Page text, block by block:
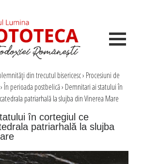
din trecutul bisericesc› Procesiuni de
›În perioada postbelică› Demnitari ai statului în
patriarhală la slujba din Vinerea Mare
în cortegiul ce
patriarhală la slujba